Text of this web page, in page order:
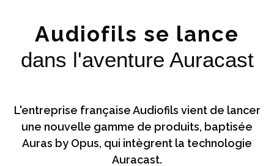
Audiofils se lance
dans l'aventure Auracast
L'entreprise française Audiofils vient de lancer
une nouvelle gamme de produits, baptisée
Auras by Opus, qui intègrent la technologie
Auracast.